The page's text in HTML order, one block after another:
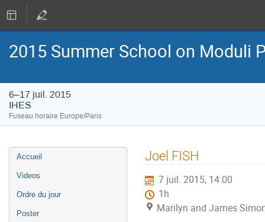
2015 Summer School on Moduli
6–17 juil. 2015
IHES
Fuseau horaire Europe/Paris
Menu
de
l'événement
Accueil
Videos
Ordre du jour
Poster
Joel FISH
7 juil. 2015, 14:00
1h
Marilyn and James